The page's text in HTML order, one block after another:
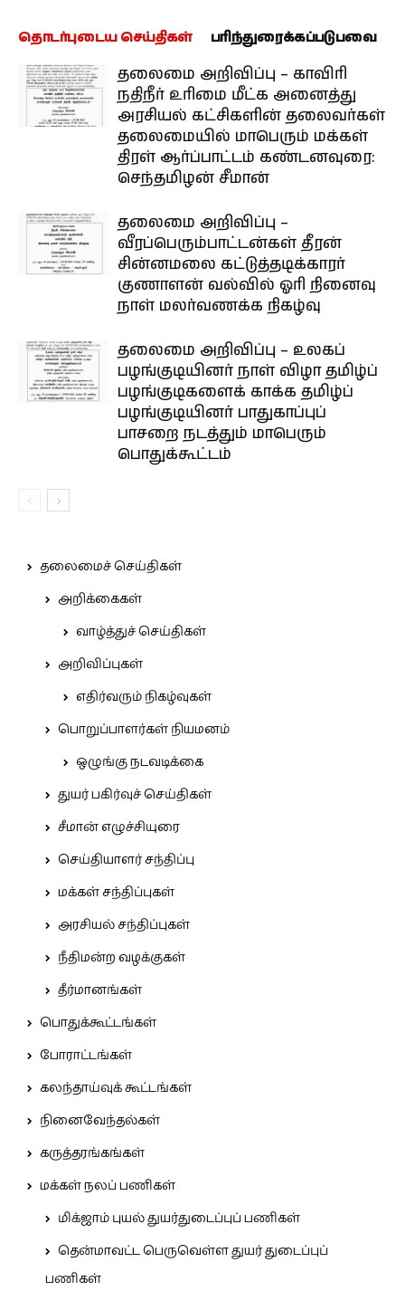
தொடர்புடைய செய்திகள் பரிந்துரைக்கப்படுபவை
தலைமை அறிவிப்பு – காவிரி
நதிநீர் உரிமை மீட்க அனைத்து
அரசியல் கட்சிகளின் தலைவர்கள்
தலைமையில் மாபெரும் மக்கள்
திரள் ஆர்ப்பாட்டம் கண்டனவுரை:
செந்தமிழன் சீமான்
தலைமை அறிவிப்பு –
வீரப்பெரும்பாட்டன்கள் தீரன்
சின்னமலை கட்டுத்தடிக்காரர்
குணாளன் வல்வில் ஓரி நினைவு
நாள் மலர்வணக்க நிகழ்வு
தலைமை அறிவிப்பு – உலகப்
பழங்குடியினர் நாள் விழா தமிழ்ப்
பழங்குடிகளைக் காக்க தமிழ்ப்
பழங்குடியினர் பாதுகாப்புப்
பாசறை நடத்தும் மாபெரும்
பொதுக்கூட்டம்
தலைமைச் செய்திகள்
அறிக்கைகள்
வாழ்த்துச் செய்திகள்
அறிவிப்புகள்
எதிர்வரும் நிகழ்வுகள்
பொறுப்பாளர்கள் நியமனம்
ஒழுங்கு நடவடிக்கை
துயர் பகிர்வுச் செய்திகள்
சீமான் எழுச்சியுரை
செய்தியாளர் சந்திப்பு
மக்கள் சந்திப்புகள்
அரசியல் சந்திப்புகள்
நீதிமன்ற வழக்குகள்
தீர்மானங்கள்
பொதுக்கூட்டங்கள்
போராட்டங்கள்
கலந்தாய்வுக் கூட்டங்கள்
நினைவேந்தல்கள்
கருத்தரங்கங்கள்
மக்கள் நலப் பணிகள்
மிக்ஜாம் புயல் துயர்துடைப்புப் பணிகள்
தென்மாவட்ட பெருவெள்ள துயர் துடைப்புப்
பணிகள்